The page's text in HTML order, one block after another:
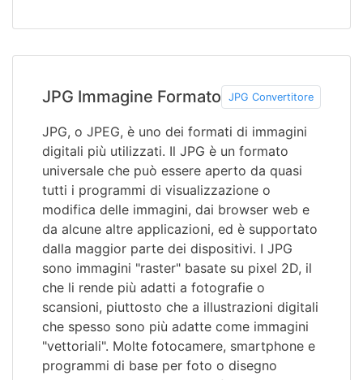
JPG Immagine Formato JPG Convertitore
JPG, o JPEG, è uno dei formati di immagini
digitali più utilizzati. Il JPG è un formato
universale che può essere aperto da quasi
tutti i programmi di visualizzazione o
modifica delle immagini, dai browser web e
da alcune altre applicazioni, ed è supportato
dalla maggior parte dei dispositivi. I JPG
sono immagini "raster" basate su pixel 2D, il
che li rende più adatti a fotografie o
scansioni, piuttosto che a illustrazioni digitali
che spesso sono più adatte come immagini
"vettoriali". Molte fotocamere, smartphone e
programmi di base per foto o disegno